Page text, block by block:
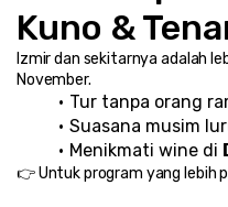
Kuno &
Izmir dan sekitarnya adalah
November.
Tur tanpa orang
Suasana musim
Menikmati wine di
👉 Untuk program yang lebih